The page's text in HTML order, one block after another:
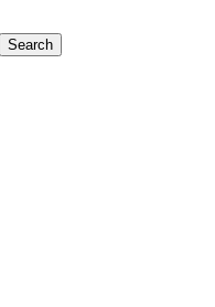
Search